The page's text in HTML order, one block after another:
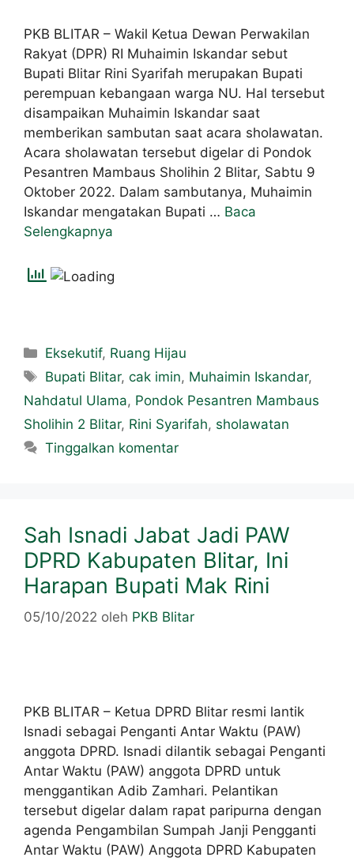
PKB BLITAR – Wakil Ketua Dewan Perwakilan
Rakyat (DPR) RI Muhaimin Iskandar sebut
Bupati Blitar Rini Syarifah merupakan Bupati
perempuan kebangaan warga NU. Hal tersebut
disampaikan Muhaimin Iskandar saat
memberikan sambutan saat acara sholawatan.
Acara sholawatan tersebut digelar di Pondok
Pesantren Mambaus Sholihin 2 Blitar, Sabtu 9
Oktober 2022. Dalam sambutanya, Muhaimin
Iskandar mengatakan Bupati … Baca
Selengkapnya
Eksekutif, Ruang Hijau
Bupati Blitar,cak imin, Muhaimin Iskandar,
Nahdatul Ulama, Pondok Pesantren Mambaus
Sholihin 2 Blitar, Rini Syarifah, sholawatan
Tinggalkan komentar
Sah Isnadi Jabat Jadi PAW
DPRD Kabupaten Blitar, Ini
Harapan Bupati Mak Rini
05/10/2022 oleh PKB Blitar
PKB BLITAR – Ketua DPRD Blitar resmi lantik
Isnadi sebagai Penganti Antar Waktu (PAW)
anggota DPRD. Isnadi dilantik sebagai Penganti
Antar Waktu (PAW) anggota DPRD untuk
menggantikan Adib Zamhari. Pelantikan
tersebut digelar dalam rapat paripurna dengan
agenda Pengambilan Sumpah Janji Pengganti
Antar Waktu (PAW) Anggota DPRD Kabupaten